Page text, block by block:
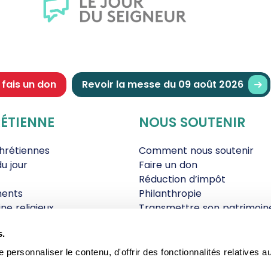
personnaliser le contenu, d'offrir des fonctionnalités relatives
un don Revoir la messe du 09 août 2026
jour
religieux
et traditions
questions
NOUS SOUTENIR
Comment nous soutenir
Faire un don
Réduction d’impôt
Philanthropie
Transmettre son
Donation